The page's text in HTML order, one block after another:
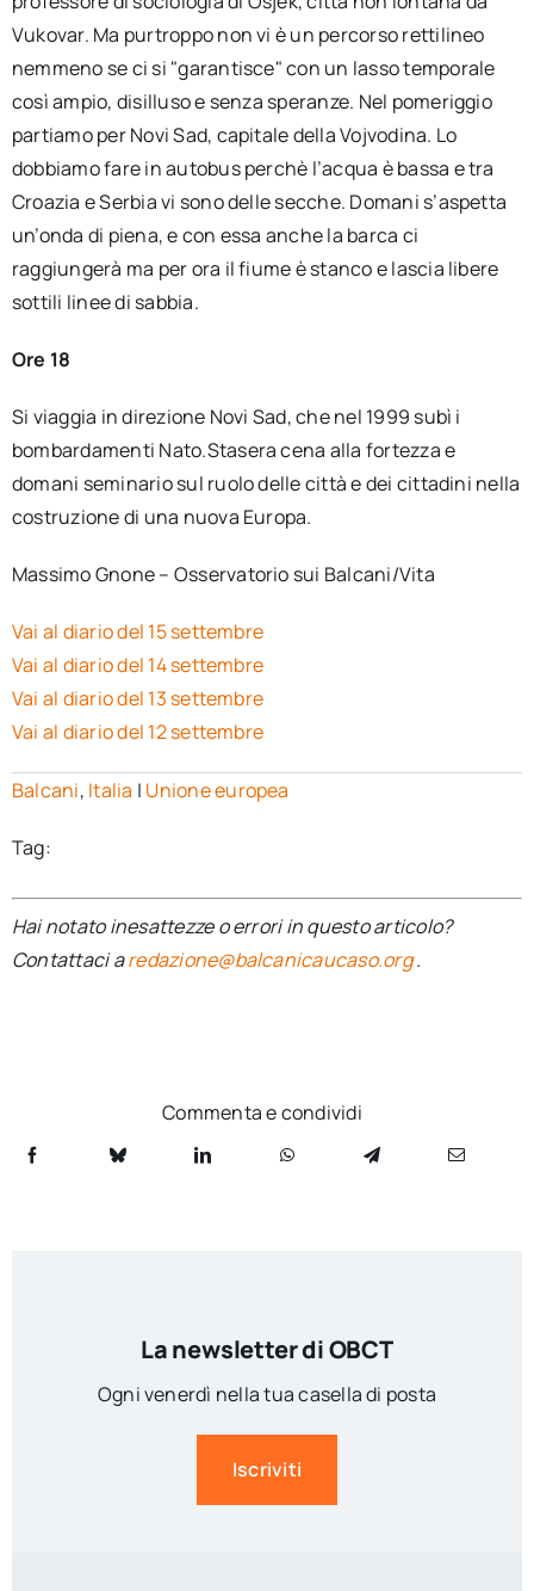
Vukovar. Ma purtroppo non vi è un percorso rettilineo
nemmeno se ci si "garantisce" con un lasso temporale
così ampio, disilluso e senza speranze. Nel pomeriggio
partiamo per Novi Sad, capitale della Vojvodina. Lo
dobbiamo fare in autobus perchè l’acqua è bassa e tra
Croazia e Serbia vi sono delle secche. Domani s’aspetta
un’onda di piena, e con essa anche la barca ci
raggiungerà ma per ora il fiume è stanco e lascia libere
sottili linee di sabbia.
Ore 18
Si viaggia in direzione Novi Sad, che nel 1999 subì i
bombardamenti Nato.Stasera cena alla fortezza e
domani seminario sul ruolo delle città e dei cittadini nella
costruzione di una nuova Europa.
Massimo Gnone – Osservatorio sui Balcani/Vita
Vai al diario del 15 settembre
Vai al diario del 14 settembre
Vai al diario del 13 settembre
Vai al diario del 12 settembre
Balcani, Italia | Unione europea
Tag:
Hai notato inesattezze o errori in questo articolo?
Contattaci aredazione@balcanicaucaso.org.
Commenta e condividi
La newsletter di OBCT
Ogni venerdì nella tua casella di posta
Iscriviti